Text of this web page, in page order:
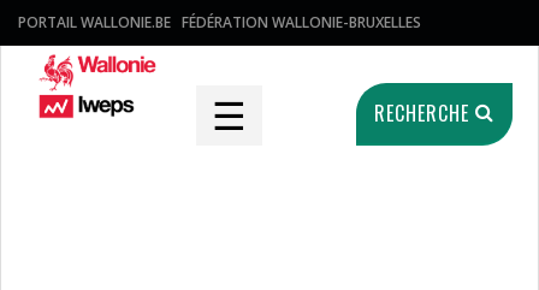
PORTAIL WALLONIE.BE FÉDÉRATION WALLONIE-BRUXELLES
☰ RECHERCHE